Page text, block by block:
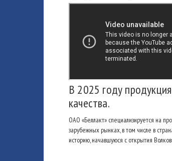
В 2025 году
качества.
ОАО «Беллакт» специализируется на
зарубежных рынках, в том числе в
историю, начавшуюся с открытия